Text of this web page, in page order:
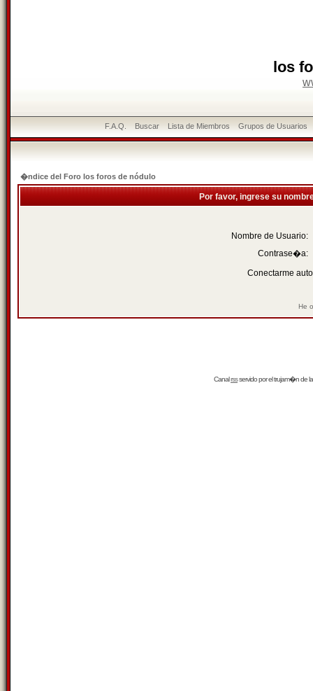
los
F.A.Q. Buscar Lista de Miembros Grupos de Usuarios
�ndice del Foro los foros de nódulo
Por favor, ingrese su
Nombre de Usuario:
Contrase�a:
Conectarme
He
Canalrssservido por eltrujam�nde